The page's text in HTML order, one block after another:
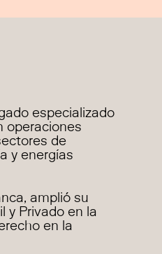
especializado
operaciones
de
y energías
amplió su
y Privado en la
en la